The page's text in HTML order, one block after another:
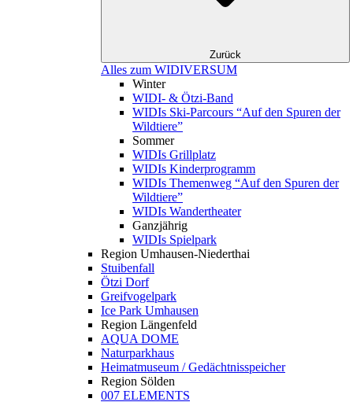
Zurück
Alles zum WIDIVERSUM
Winter
WIDI- & Ötzi-Band
WIDIs Ski-Parcours “Auf den Spuren der
Wildtiere”
Sommer
WIDIs Grillplatz
WIDIs Kinderprogramm
WIDIs Themenweg “Auf den Spuren der
Wildtiere”
WIDIs Wandertheater
Ganzjährig
WIDIs Spielpark
Region Umhausen-Niederthai
Stuibenfall
Ötzi Dorf
Greifvogelpark
Ice Park Umhausen
Region Längenfeld
AQUA DOME
Naturparkhaus
Heimatmuseum / Gedächtnisspeicher
Region Sölden
007 ELEMENTS